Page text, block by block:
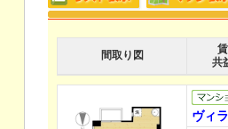
間取り図
共
ヴィ